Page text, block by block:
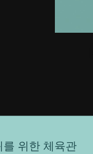
를 위한 체육관